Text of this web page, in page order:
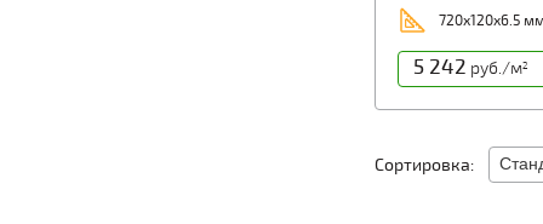
720х120х6.5
5 242 руб./м2
Сортировка: